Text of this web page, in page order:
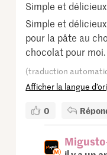
Simple et
Simple et
pour la pâte au
chocolat pour moi.
(traduction
Afficher la langue
0